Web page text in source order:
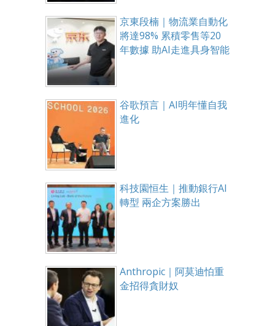
京東段楠｜物流業自動化
將達98% 累積零售等20
年數據 助AI走進具身智能
谷歌預言｜AI明年懂自我
進化
科技園恒生｜推動銀行AI
轉型 兩企方案勝出
Anthropic｜阿莫迪怕重
金招得貪財奴